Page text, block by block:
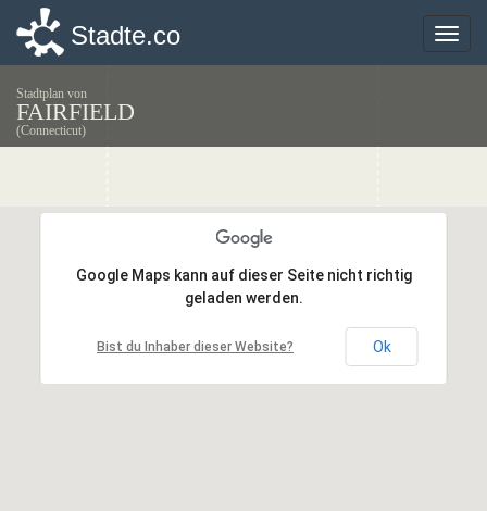
Toggle
Stadte.co
Stadtplan von
FAIRFIELD
(Connecticut)
Google Maps kann auf dieser Seite nicht richtig
geladen werden.
Bist du Inhaber dieser Website? Ok
Google Maps kann auf dieser Seite nicht richtig
geladen werden.
Bist du Inhaber dieser Website? Ok
Toggle
Stadte.co